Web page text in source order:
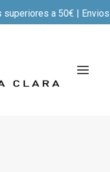
superiores a 50€ |